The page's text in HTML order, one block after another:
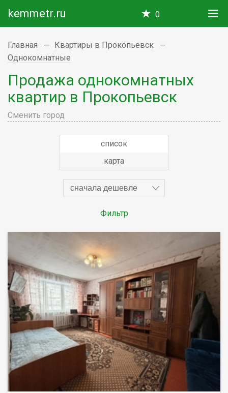
kemmetr.ru 0
Главная
Квартиры в Прокопьевск
Однокомнатные
Продажа однокомнатных
квартир в Прокопьевск
Сменить город
список
карта
сначала дешевле
Фильтр